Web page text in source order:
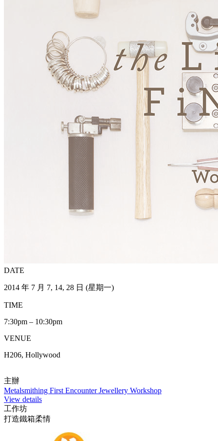
DATE
2014 年 7 月 7, 14, 28 日 (星期一)
TIME
7:30pm – 10:30pm
VENUE
H206, Hollywood
主辦
Metalsmithing First Encounter Jewellery Workshop
View details
工作坊
打造鐵箱柔情